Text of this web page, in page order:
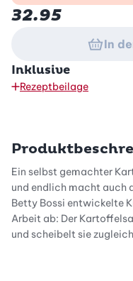
32.95
In
Inklusive
Rezeptbeilage
Ein selbst gemachter
und endlich macht auch
Betty Bossi entwickelte
Arbeit ab: Der
und scheibelt sie